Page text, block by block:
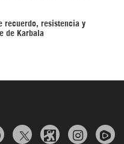
recuerdo, resistencia y
de Karbala
  